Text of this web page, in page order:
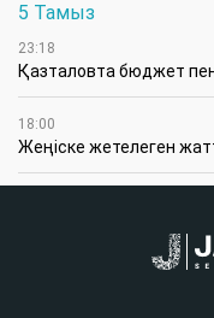
5 Тамыз
23:18
Қазталовта бюджет
18:00
Жеңіске жетелеген